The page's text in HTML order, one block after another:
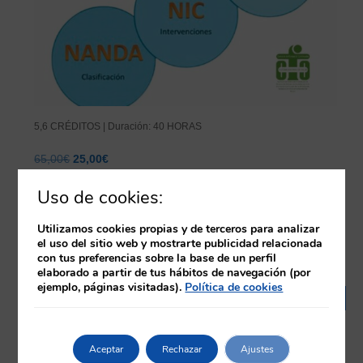
5,6 CRÉDITOS | Duración: 40 HORAS
65,00€ El
original
era:
25,00€El
actual
es:
25,00€.
la taxonomía nanda-nic-noc
+ Información
Uso de cookies:
Utilizamos cookies propias y de terceros para analizar
el uso del sitio web y mostrarte publicidad relacionada
con tus preferencias sobre la base de un perfil
elaborado a partir de tus hábitos de navegación (por
ejemplo, páginas visitadas). Política de cookies
Aceptar Rechazar Ajustes